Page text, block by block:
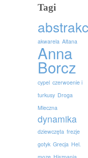
Tagi
akwarela Altana
Anna
Borcz
cypel czerwoenie i
turkusy Droga
Mleczna
dynamika
dziewczęta frezje
gotyk Grecja Hel.